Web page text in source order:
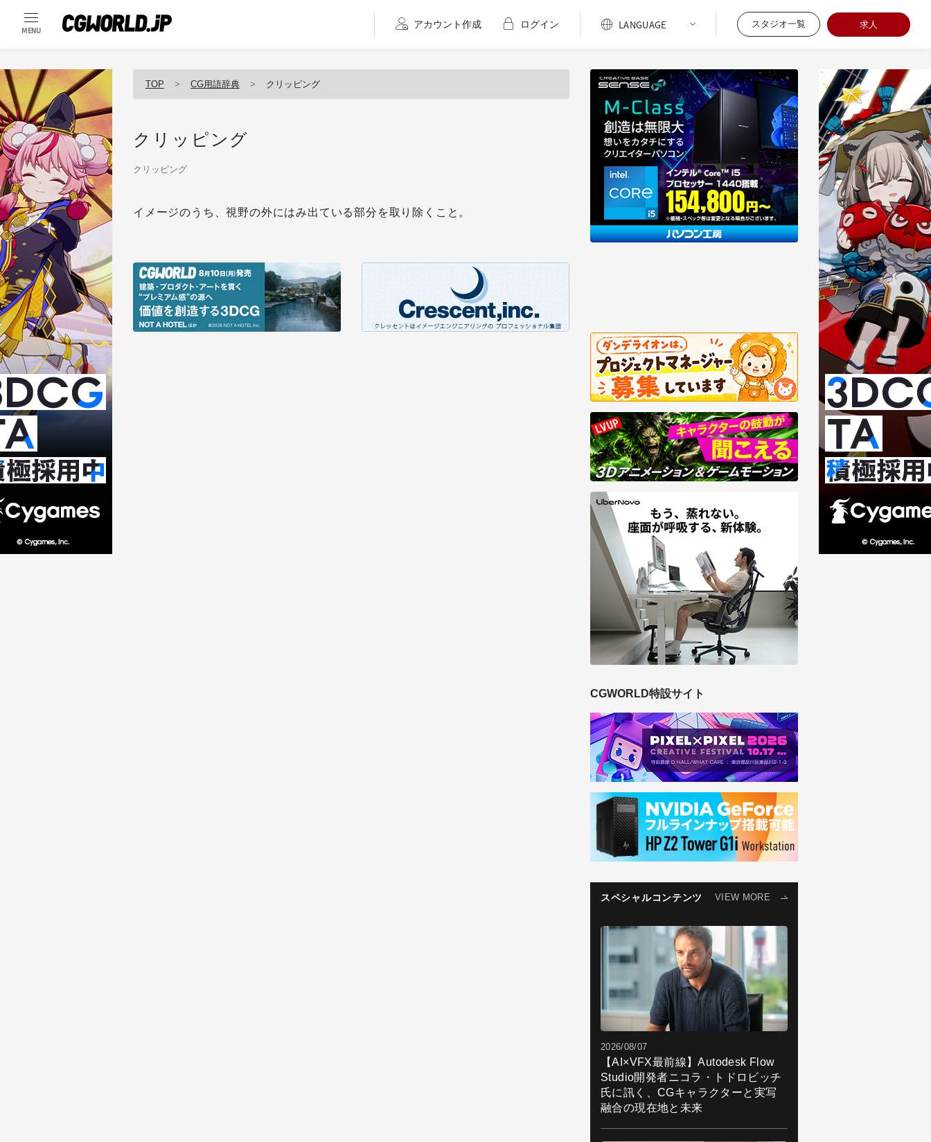
MENU
アカウント作成 ログイン スタジオ一覧 求人
TOP CG用語辞典 クリッピング
クリッピング
クリッピング
イメージのうち、視野の外にはみ出ている部分を取り除くこと。
CGWORLD特設サイト
スペシャルコンテンツ VIEW MORE
2026/08/07
【AI×VFX最前線】Autodesk Flow
Studio開発者ニコラ・トドロビッチ
氏に訊く、CGキャラクターと実写
融合の現在地と未来